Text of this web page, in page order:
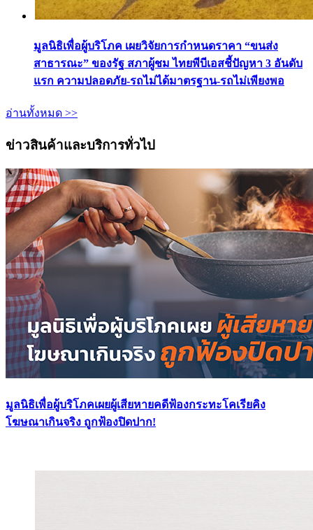
มูลนิธิเพื่อผู้บริโภค เผยวิจัยการกำหนดราคา “ขนส่ง
สาธารณะ” ของรัฐ สภาผู้ชม ไทยพีบีเอสชี้ปัญหา 3 อันดับ
แรก ความปลอดภัย-รถไม่ได้มาตรฐาน-รถไม่เพียงพอ
อ่านทั้งหมด >>
ข่าวสินค้าและบริการทั่วไป
มูลนิธิเพื่อผู้บริโภคเผยผู้เสียหายคดีฟ้องกระทะโคเรียคิง
โฆษณาเกินจริง ถูกฟ้องปิดปาก!